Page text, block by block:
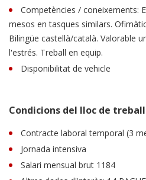
Competències / coneixements:
mesos en tasques similars.
Bilingüe castellà/català. Valorable
l'estrés. Treball en equip.
Disponibilitat de vehicle
Condicions del lloc de treball
Contracte laboral temporal (3
Jornada intensiva
Salari mensual brut 1184